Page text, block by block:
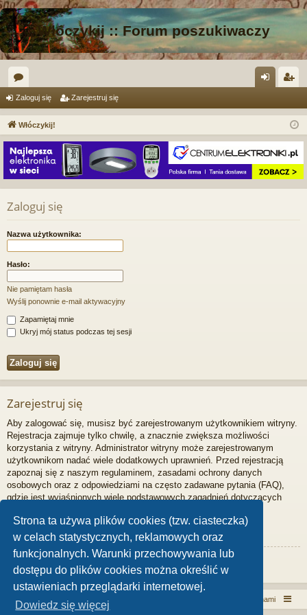
Strona ta używa plików cookies (tzw. ciasteczka)
w celach statystycznych, reklamowych oraz
funkcjonalnych. Warunki przechowywania lub
dostępu do plików cookies można określić w
ustawieniach przeglądarki internetowej.
Dowiedz się więcej
Włóczykij :: Forum poszukiwaczy
or
a og
si
ę
ej
tru
j
Zaloguj się Zarejestruj się
Włóczykij!
Zaloguj się
Nazwa użytkownika:
Hasło:
Nie pamiętam hasła
Wyślij ponownie e-mail aktywacyjny
Zapamiętaj mnie
Ukryj mój status podczas tej sesji
Zarejestruj się
Aby zalogować się, musisz być zarejestrowanym użytkownikiem witryny.
Rejestracja zajmuje tylko chwilę, a znacznie zwiększa możliwości
korzystania z witryny. Administrator witryny może zarejestrowanym
użytkownikom nadać wiele dodatkowych uprawnień. Przed rejestracją
zapoznaj się z naszym regulaminem, zasadami ochrony danych
osobowych oraz z odpowiedziami na często zadawane pytania (FAQ),
gdzie jest wyjaśnionych wiele podstawowych zagadnień dotyczących
Regulamin Zasady ochrony danych osobowych
Zarejestruj się
Włóczykij! Kontakt z nami